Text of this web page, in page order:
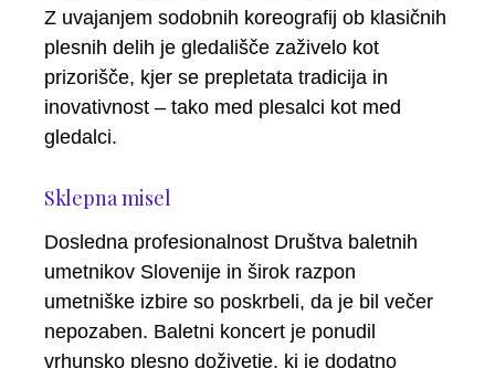
Z uvajanjem sodobnih koreografij ob klasičnih
plesnih delih je gledališče zaživelo kot
prizorišče, kjer se prepletata tradicija in
inovativnost – tako med plesalci kot med
gledalci.
Sklepna misel
Dosledna profesionalnost Društva baletnih
umetnikov Slovenije in širok razpon
umetniške izbire so poskrbeli, da je bil večer
nepozaben. Baletni koncert je ponudil
vrhunsko plesno doživetje, ki je dodatno